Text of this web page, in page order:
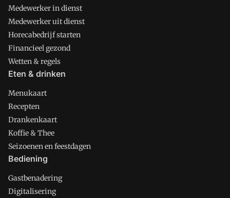
Medewerker in dienst
Medewerker uit dienst
Horecabedrijf starten
Financieel gezond
Wetten & regels
Eten & drinken
Menukaart
Recepten
Drankenkaart
Koffie & Thee
Seizoenen en feestdagen
Bediening
Gastbenadering
Digitalisering